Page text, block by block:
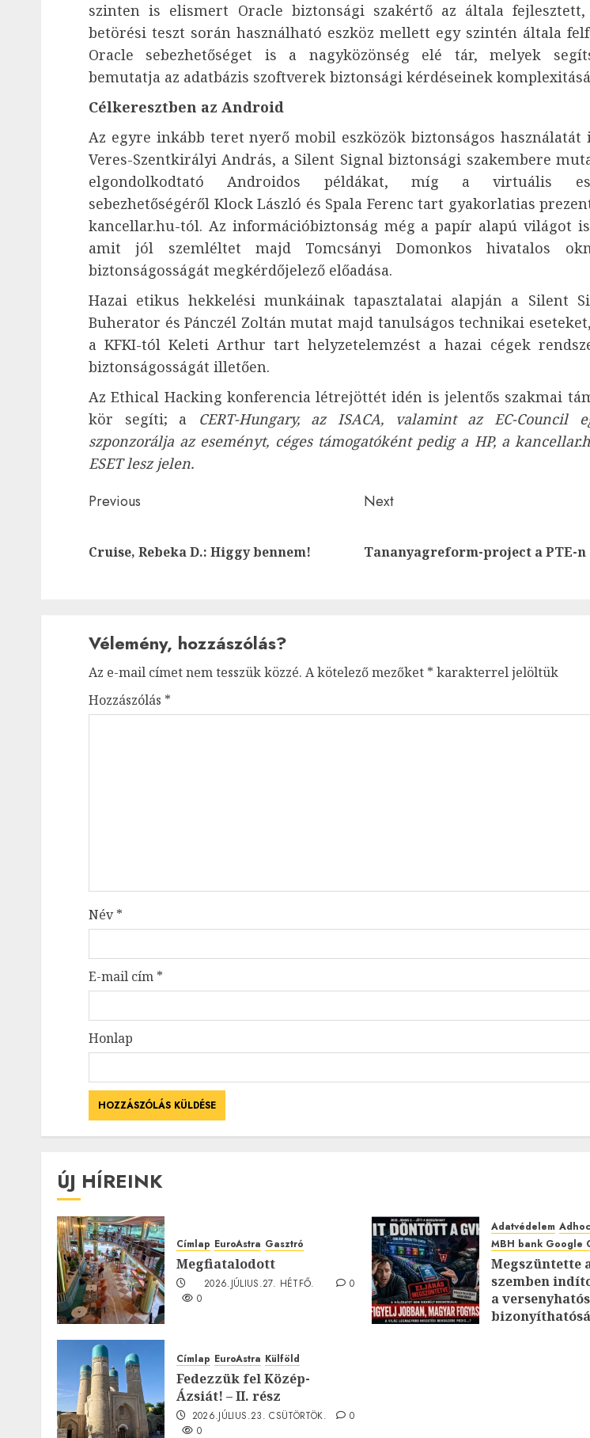
szinten is elismert Oracle biztonsági szakértő az általa fejlesztett,
betörési teszt során használható eszköz mellett egy szintén általa
Oracle sebezhetőséget is a nagyközönség elé tár, melyek
bemutatja az adatbázis szoftverek biztonsági kérdéseinek
Célkeresztben az Android
Az egyre inkább teret nyerő mobil eszközök biztonságos használatát
Veres-Szentkirályi András, a Silent Signal biztonsági szakembere
elgondolkodtató Androidos példákat, míg a virtuális
sebezhetőségéről Klock László és Spala Ferenc tart gyakorlatias
kancellar.hu-tól. Az információbiztonság még a papír alapú világot
amit jól szemléltet majd Tomcsányi Domonkos hivatalos
biztonságosságát megkérdőjelező előadása.
Hazai etikus hekkelési munkáinak tapasztalatai alapján a Silent
Buherator és Pánczél Zoltán mutat majd tanulságos technikai
a KFKI-tól Keleti Arthur tart helyzetelemzést a hazai cégek
biztonságosságát illetően.
Az Ethical Hacking konferencia létrejöttét idén is jelentős szakmai
kör segíti; a CERT-Hungary, az ISACA, valamint az EC-Council
szponzorálja az eseményt, céges támogatóként pedig a HP, a
ESET lesz jelen.
Post
navigation
Previous
Previous
Cruise, Rebeka D.: Higgy bennem!
Next
Next
Tananyagreform-project a PTE-n
Vélemény, hozzászólás?
Az e-mail címet nem tesszük közzé. A kötelező mezőket * karakterrel jelöltük
Hozzászólás *
Név*
E-mail cím *
Honlap
ÚJ HÍREINK
Címlap EuroAstra Gasztró
Megfiatalodott
2026.JÚLIUS.27. HÉTFŐ.
0
0
Adatvédelem
MBH bank Google
Megszüntette
szemben
a
Címlap EuroAstra Külföld
Fedezzük fel Közép-
Ázsiát! – II. rész
2026.JÚLIUS.23. CSÜTÖRTÖK.
0
0